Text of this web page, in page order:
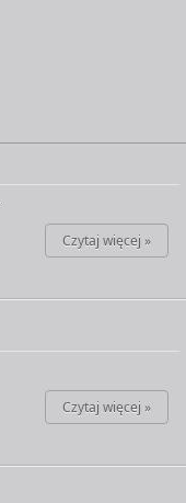
Czytaj więcej »
Czytaj więcej »